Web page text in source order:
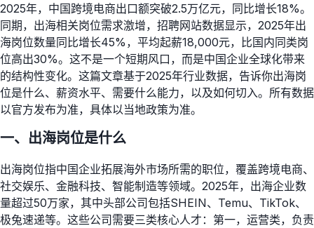
2025年，中国跨境电商出口额突破2.5万亿元，同比增长18%。
同期，出海相关岗位需求激增，招聘网站数据显示，2025年出
海岗位数量同比增长45%，平均起薪18,000元，比国内同类岗
位高出30%。这不是一个短期风口，而是中国企业全球化带来
的结构性变化。这篇文章基于2025年行业数据，告诉你出海岗
位是什么、薪资水平、需要什么能力，以及如何切入。所有数据
以官方发布为准，具体以当地政策为准。
一、出海岗位是什么
出海岗位指中国企业拓展海外市场所需的职位，覆盖跨境电商、
社交娱乐、金融科技、智能制造等领域。2025年，出海企业数
量超过50万家，其中头部公司包括SHEIN、Temu、TikTok、
极兔速递等。这些公司需要三类核心人才：第一，运营类，负责